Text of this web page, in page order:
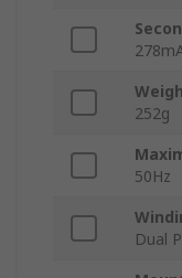
252g
50Hz
Dual